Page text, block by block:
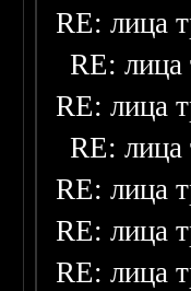
RE: лица
RE: лица
RE: лица
RE: лица
RE: лица
RE: лица
RE: лица